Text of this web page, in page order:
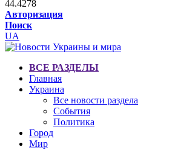
44.4278
Авторизация
Поиск
UA
ВСЕ РАЗДЕЛЫ
Главная
Украина
Все новости раздела
События
Политика
Город
Мир